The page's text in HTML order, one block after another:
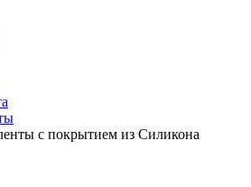
с покрытием из Силикона